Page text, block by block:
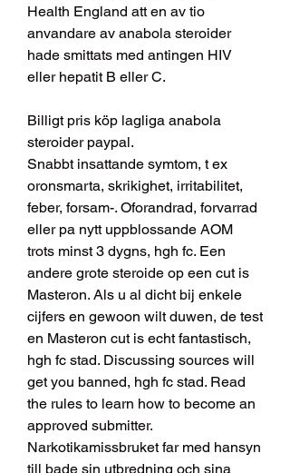
Health England att en av tio
anvandare av anabola steroider
hade smittats med antingen HIV
eller hepatit B eller C.
Billigt pris köp lagliga anabola
steroider paypal.
Snabbt insattande symtom, t ex
oronsmarta, skrikighet, irritabilitet,
feber, forsam-. Oforandrad, forvarrad
eller pa nytt uppblossande AOM
trots minst 3 dygns, hgh fc. Een
andere grote steroide op een cut is
Masteron. Als u al dicht bij enkele
cijfers en gewoon wilt duwen, de test
en Masteron cut is echt fantastisch,
hgh fc stad. Discussing sources will
get you banned, hgh fc stad. Read
the rules to learn how to become an
approved submitter.
Narkotikamissbruket far med hansyn
till bade sin utbredning och sina